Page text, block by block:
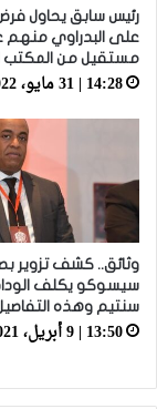
رئيس سابق يحاول
على البدراوي
مستقيل من المكتب
14:28 | 31 مايو، 2022
وثائق.. كشف تزوير
سنتيم وهذه
13:50 | 9 أبريل، 2021